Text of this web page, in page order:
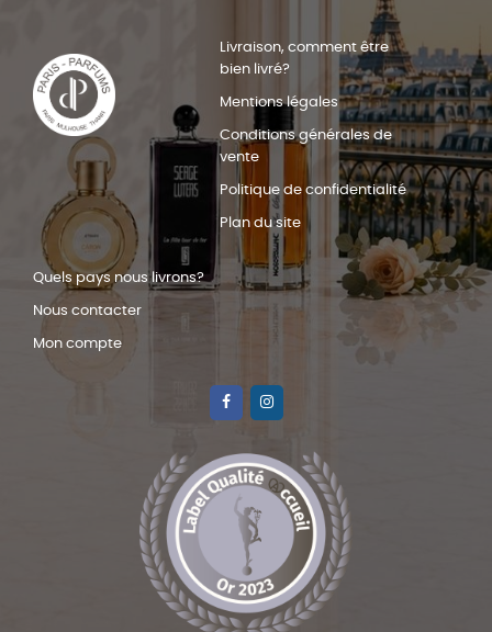
Livraison, comment être
bien livré?
Mentions légales
Conditions générales de
vente
Politique de confidentialité
Plan du site
Quels pays nous livrons?
Nous contacter
Mon compte